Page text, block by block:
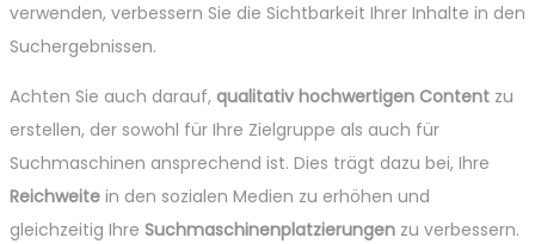
verwenden, verbessern Sie die Sichtbarkeit Ihrer Inhalte in den
Suchergebnissen.
Achten Sie auch darauf, qualitativ hochwertigen Content zu
erstellen, der sowohl für Ihre Zielgruppe als auch für
Suchmaschinen ansprechend ist. Dies trägt dazu bei, Ihre
Reichweite in den sozialen Medien zu erhöhen und
gleichzeitig Ihre Suchmaschinenplatzierungen zu verbessern.